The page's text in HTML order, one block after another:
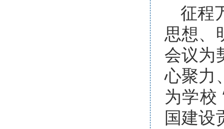
征程
思想、
会议为
心聚力
为学校
国建设